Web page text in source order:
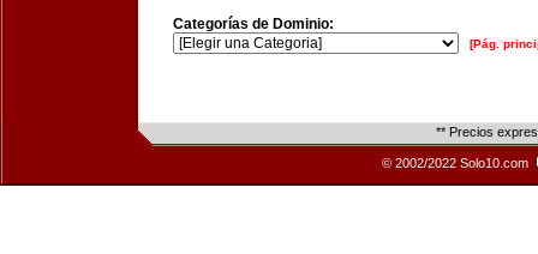
Categorías de Dominio:
[Pág.
** Precios
© 2002/2022 Solo10.com